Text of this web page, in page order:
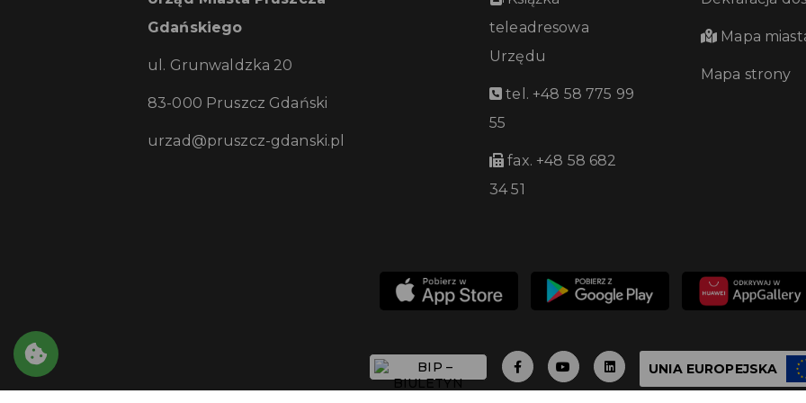
Gdańskiego
ul. Grunwaldzka 20
83-000 Pruszcz Gdański
urzad@pruszcz-gdanski.pl
teleadresowa
Urzędu
tel. +48 58 775 99
55
fax. +48 58 682
34 51
Mapa
Mapa strony
UNIA EUROPEJSKA